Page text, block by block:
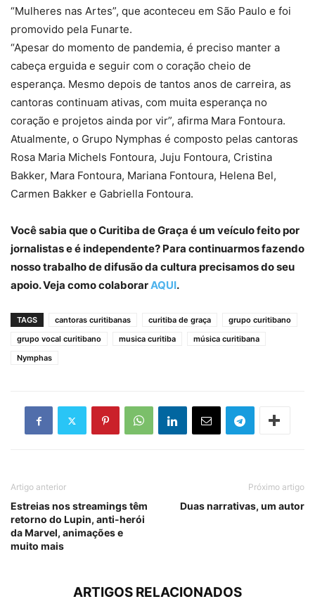
“Mulheres nas Artes”, que aconteceu em São Paulo e foi
promovido pela Funarte.
“Apesar do momento de pandemia, é preciso manter a
cabeça erguida e seguir com o coração cheio de
esperança. Mesmo depois de tantos anos de carreira, as
cantoras continuam ativas, com muita esperança no
coração e projetos ainda por vir”, afirma Mara Fontoura.
Atualmente, o Grupo Nymphas é composto pelas cantoras
Rosa Maria Michels Fontoura, Juju Fontoura, Cristina
Bakker, Mara Fontoura, Mariana Fontoura, Helena Bel,
Carmen Bakker e Gabriella Fontoura.
Você sabia que o Curitiba de Graça é um veículo feito por
jornalistas e é independente? Para continuarmos fazendo
nosso trabalho de difusão da cultura precisamos do seu
apoio. Veja como colaborarAQUI.
TAGS cantoras curitibanas curitiba de graça
grupo curitibano
grupo vocal curitibano
musica curitiba
música curitibana
Nymphas
Artigo anterior
Estreias nos streamings têm
retorno do Lupin, anti-herói
da Marvel, animações e
muito mais
Próximo artigo
Duas narrativas, um autor
ARTIGOS RELACIONADOS